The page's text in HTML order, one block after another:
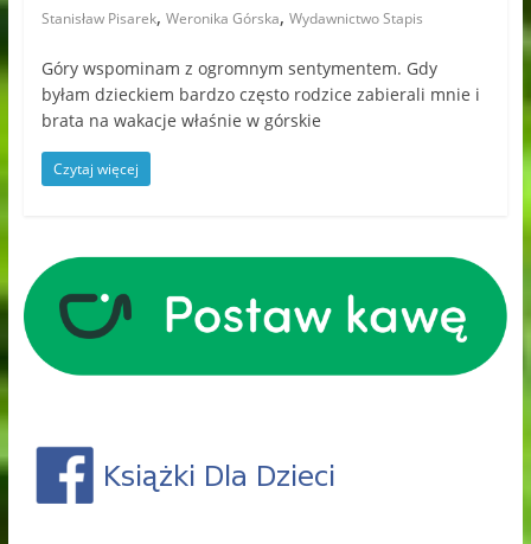
Stanisław Pisarek, Weronika Górska, Wydawnictwo Stapis
Góry wspominam z ogromnym sentymentem. Gdy
byłam dzieckiem bardzo często rodzice zabierali mnie i
brata na wakacje właśnie w górskie
Czytaj więcej